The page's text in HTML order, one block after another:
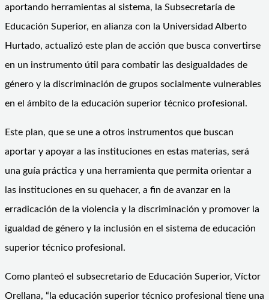
aportando herramientas al sistema, la Subsecretaría de
Educación Superior, en alianza con la Universidad Alberto
Hurtado, actualizó este plan de acción que busca convertirse
en un instrumento útil para combatir las desigualdades de
género y la discriminación de grupos socialmente vulnerables
en el ámbito de la educación superior técnico profesional.
Este plan, que se une a otros instrumentos que buscan
aportar y apoyar a las instituciones en estas materias, será
una guía práctica y una herramienta que permita orientar a
las instituciones en su quehacer, a fin de avanzar en la
erradicación de la violencia y la discriminación y promover la
igualdad de género y la inclusión en el sistema de educación
superior técnico profesional.
Como planteó el subsecretario de Educación Superior, Víctor
Orellana, “la educación superior técnico profesional tiene una